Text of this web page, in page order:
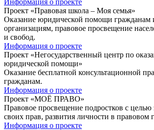
Проект «Правовая школа – Моя семья»
Оказание юридической помощи гражданам
организациям, правовое просвещение
и свобод.
Информация о проекте
Проект «Негосударственный центр по
юридической помощи»
Оказание бесплатной консультационной
гражданам.
Информация о проекте
Проект «МОЁ ПРАВО»
Правовое просвещение подростков с
своих прав, развития личности в правовом
Информация о проекте